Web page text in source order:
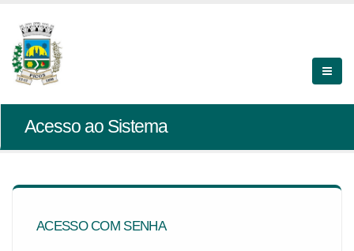
Acesso ao Sistema
ACESSO COM SENHA